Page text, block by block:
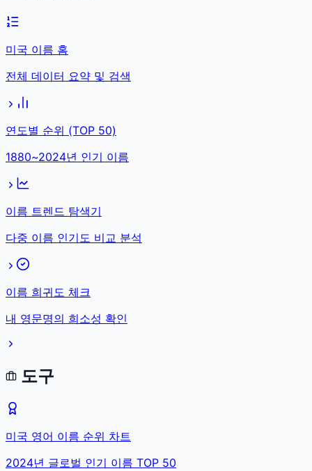
미국 이름 홈
전체 데이터 요약 및 검색
연도별 순위 (TOP 50)
1880~2024년 인기 이름
이름 트렌드 탐색기
다중 이름 인기도 비교 분석
이름 희귀도 체크
내 영문명의 희소성 확인
도구
미국 영어 이름 순위 차트
2024년 글로벌 인기 이름 TOP 50